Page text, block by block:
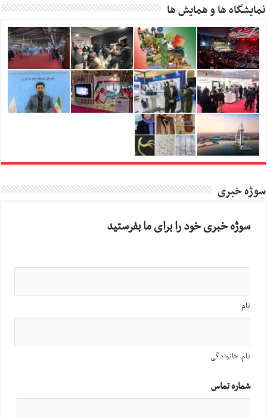
نمایشگاه ها و همایش ها
سوژه خبری
سوژه خبری خود را برای ما بفرستید
نام
نام خانوادگی
شماره تماس